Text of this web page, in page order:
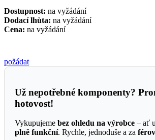
Dostupnost: na vyžádání
Dodací lhůta: na vyžádání
Cena: na vyžádání
požádat
Už nepotřebné komponenty?
hotovost!
Vykupujeme bez ohledu na výrobce – ať
plně funkční. Rychle, jednoduše a za